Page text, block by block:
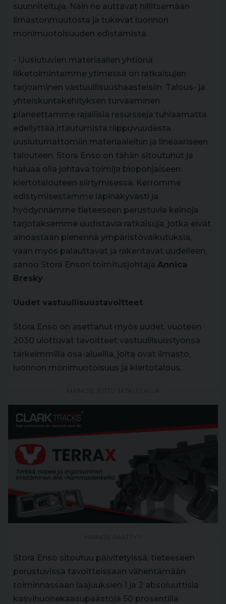
suunniteltuja. Näin ne auttavat hillitsemään
ilmastonmuutosta ja tukevat luonnon
monimuotoisuuden edistämistä.
- Uusiutuvien materiaalien yhtiönä
liiketoimintamme ytimessä on ratkaisujen
tarjoaminen vastuullisuushaasteisiin. Talous- ja
yhteiskuntakehityksen turvaaminen
planeettamme rajallisia resursseja tuhlaamatta
edellyttää irtautumista riippuvuudesta
uusiutumattomiin materiaaleihin ja lineaariseen
talouteen. Stora Enso on tähän sitoutunut ja
haluaa olla johtava toimija biopohjaiseen
kiertotalouteen siirtymisessä. Kerromme
edistymisestämme läpinäkyvästi ja
hyödynnämme tieteeseen perustuvia keinoja
tarjotaksemme uudistavia ratkaisuja, jotka eivät
ainoastaan pienennä ympäristövaikutuksia,
vaan myös palauttavat ja rakentavat uudelleen,
sanoo Stora Enson toimitusjohtaja Annica
Bresky.
Uudet vastuullisuustavoitteet
Stora Enso on asettanut myös uudet, vuoteen
2030 ulottuvat tavoitteet vastuullisuustyönsä
tärkeimmillä osa-alueilla, joita ovat ilmasto,
luonnon monimuotoisuus ja kiertotalous.
Stora Enso sitoutuu päivitetyissä, tieteeseen
perustuvissa tavoitteissaan vähentämään
toiminnassaan laajuuksien 1 ja 2 absoluuttisia
kasvihuonekaasupäästöjä 50 prosentilla